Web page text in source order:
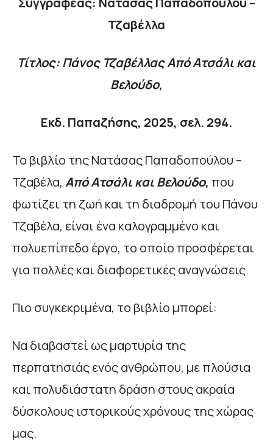
Τζαβέλλα
Τίτλος: Πάνος Τζαβέλλας Από Ατσάλι και
Βελούδο,
Εκδ. Παπαζήσης, 2025, σελ. 294.
Το βιβλίο της Νατάσας Παπαδοπούλου –
Τζαβέλα, Από Ατσάλι και Βελούδο, που
φωτίζει τη ζωή και τη διαδρομή του Πάνου
Τζαβέλα, είναι ένα καλογραμμένο και
πολυεπίπεδο έργο, το οποίο προσφέρεται
για πολλές και διαφορετικές αναγνώσεις.
Πιο συγκεκριμένα, το βιβλίο μπορεί:
Να διαβαστεί ως μαρτυρία της
περπατησιάς ενός ανθρώπου, με πλούσια
και πολυδιάστατη δράση στους ακραία
δύσκολους ιστορικούς χρόνους της χώρας
μας.